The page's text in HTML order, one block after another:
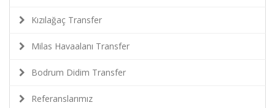
Kızılağaç Transfer
Milas Havaalanı Transfer
Bodrum Didim Transfer
Referanslarımız